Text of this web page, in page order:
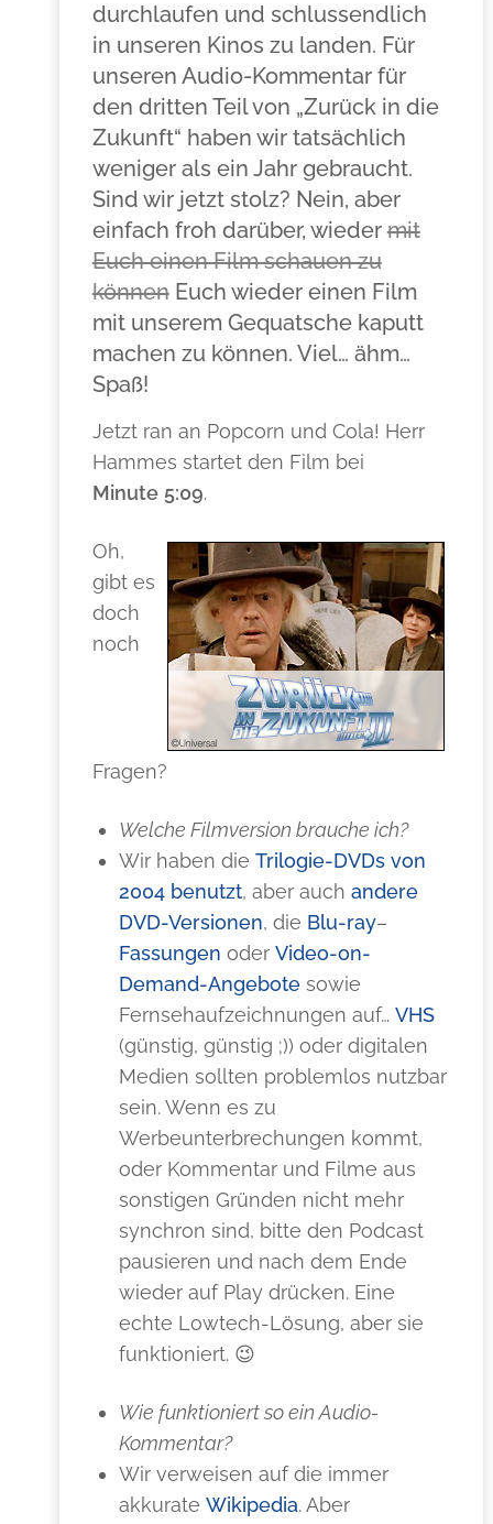
durchlaufen und schlussendlich
in unseren Kinos zu landen. Für
unseren Audio-Kommentar für
den dritten Teil von „Zurück in die
Zukunft“ haben wir tatsächlich
weniger als ein Jahr gebraucht.
Sind wir jetzt stolz? Nein, aber
einfach froh darüber, wiedermit
Euch einen Film schauen zu
könnenEuch wieder einen Film
mit unserem Gequatsche kaputt
machen zu können. Viel… ähm…
Spaß!
Jetzt ran an Popcorn und Cola! Herr
Hammes startet den Film bei
Minute 5:09.
Oh,
gibt es
doch
noch
Fragen?
Welche Filmversion brauche ich?
Wir haben die Trilogie-DVDs von
2004 benutzt, aber auch andere
DVD-Versionen, die Blu-ray–
Fassungen oder Video-on-
Demand-Angebotesowie
Fernsehaufzeichnungen auf… VHS
(günstig, günstig ;)) oder digitalen
Medien sollten problemlos nutzbar
sein. Wenn es zu
Werbeunterbrechungen kommt,
oder Kommentar und Filme aus
sonstigen Gründen nicht mehr
synchron sind, bitte den Podcast
pausieren und nach dem Ende
wieder auf Play drücken. Eine
echte Lowtech-Lösung, aber sie
funktioniert. 😉
Wie funktioniert so ein Audio-
Kommentar?
Wir verweisen auf die immer
akkurate Wikipedia. Aber